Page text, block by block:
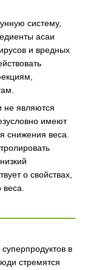
систему,
асаи
и вредных
не являются
имеют
снижения веса.
о свойствах,
веса.
в
стремятся